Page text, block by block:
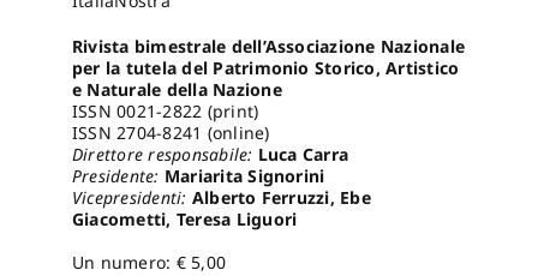
Rivista bimestrale dell’Associazione Nazionale
per la tutela del Patrimonio Storico, Artistico
e Naturale della Nazione
ISSN 0021-2822 (print)
ISSN 2704-8241 (online)
Direttore responsabile: Luca Carra
Presidente: Mariarita Signorini
Vicepresidenti: Alberto Ferruzzi, Ebe
Giacometti, Teresa Liguori
Un numero: € 5,00